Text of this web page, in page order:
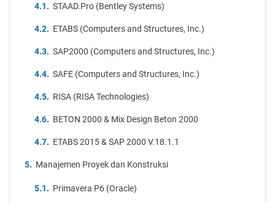
STAAD.Pro (Bentley Systems)
ETABS (Computers and Structures, Inc.)
SAP2000 (Computers and Structures, Inc.)
SAFE (Computers and Structures, Inc.)
RISA (RISA Technologies)
BETON 2000 & Mix Design Beton 2000
ETABS 2015 & SAP 2000 V.18.1.1
Manajemen Proyek dan Konstruksi
Primavera P6 (Oracle)